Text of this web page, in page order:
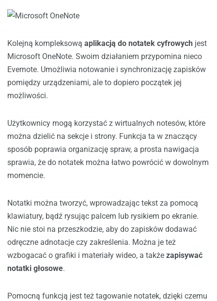
Kolejną kompleksową aplikacją do notatek cyfrowych jest
Microsoft OneNote. Swoim działaniem przypomina nieco
Evernote. Umożliwia notowanie i synchronizację zapisków
pomiędzy urządzeniami, ale to dopiero początek jej
możliwości.
Użytkownicy mogą korzystać z wirtualnych notesów, które
można dzielić na sekcje i strony. Funkcja ta w znaczący
sposób poprawia organizację spraw, a prosta nawigacja
sprawia, że do notatek można łatwo powrócić w dowolnym
momencie.
Notatki można tworzyć, wprowadzając tekst za pomocą
klawiatury, bądź rysując palcem lub rysikiem po ekranie.
Nic nie stoi na przeszkodzie, aby do zapisków dodawać
odręczne adnotacje czy zakreślenia. Można je też
wzbogacać o grafiki i materiały wideo, a także zapisywać
notatki głosowe.
Pomocną funkcją jest też tagowanie notatek, dzięki czemu